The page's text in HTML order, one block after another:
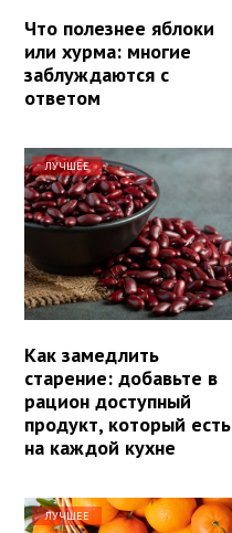
Что полезнее яблоки
или хурма: многие
заблуждаются с
ответом
ЛУЧШЕЕ
Как замедлить
старение: добавьте в
рацион доступный
продукт, который есть
на каждой кухне
ЛУЧШЕЕ